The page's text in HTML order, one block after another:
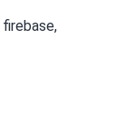
firebase,